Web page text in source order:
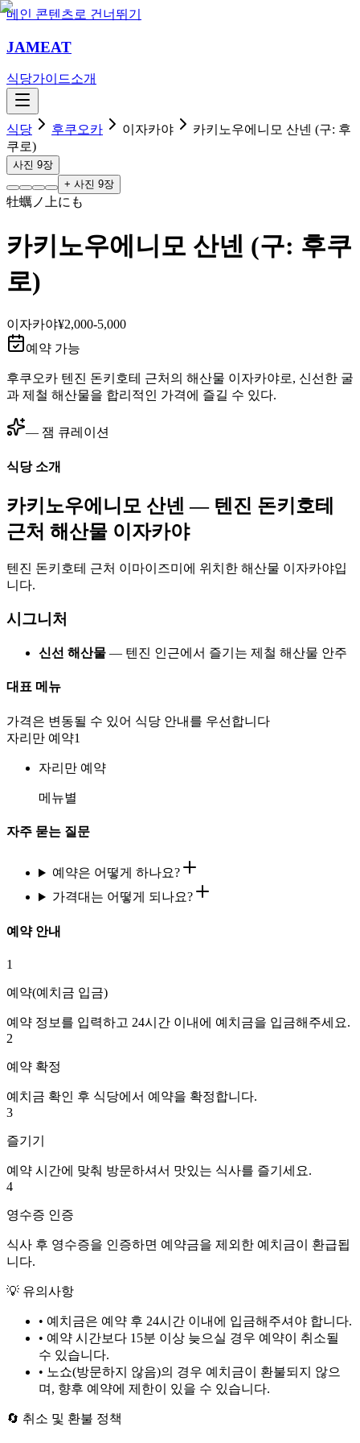
메인 콘텐츠로 건너뛰기
JAMEAT
식당가이드소개
식당 후쿠오카 이자카야
카키노우에니모 산넨 (구: 후
쿠로)
사진 9장
+ 사진 9장
牡蠣ノ上にも
카키노우에니모 산넨 (구: 후쿠
로)
이자카야¥2,000-5,000
예약 가능
후쿠오카 텐진 돈키호테 근처의 해산물 이자카야로, 신선한 굴
과 제철 해산물을 합리적인 가격에 즐길 수 있다.
— 잼 큐레이션
식당 소개
카키노우에니모 산넨 — 텐진 돈키호테
근처 해산물 이자카야
텐진 돈키호테 근처 이마이즈미에 위치한 해산물 이자카야입
니다.
시그니처
신선 해산물 — 텐진 인근에서 즐기는 제철 해산물 안주
대표 메뉴
가격은 변동될 수 있어 식당 안내를 우선합니다
자리만 예약1
자리만 예약
메뉴별
자주 묻는 질문
예약은 어떻게 하나요?
가격대는 어떻게 되나요?
예약 안내
1
예약(예치금 입금)
예약 정보를 입력하고 24시간 이내에 예치금을 입금해주세요.
2
예약 확정
예치금 확인 후 식당에서 예약을 확정합니다.
3
즐기기
예약 시간에 맞춰 방문하셔서 맛있는 식사를 즐기세요.
4
영수증 인증
식사 후 영수증을 인증하면 예약금을 제외한 예치금이 환급됩
니다.
💡 유의사항
• 예치금은 예약 후 24시간 이내에 입금해주셔야 합니다.
• 예약 시간보다 15분 이상 늦으실 경우 예약이 취소될
수 있습니다.
• 노쇼(방문하지 않음)의 경우 예치금이 환불되지 않으
며, 향후 예약에 제한이 있을 수 있습니다.
🔄 취소 및 환불 정책